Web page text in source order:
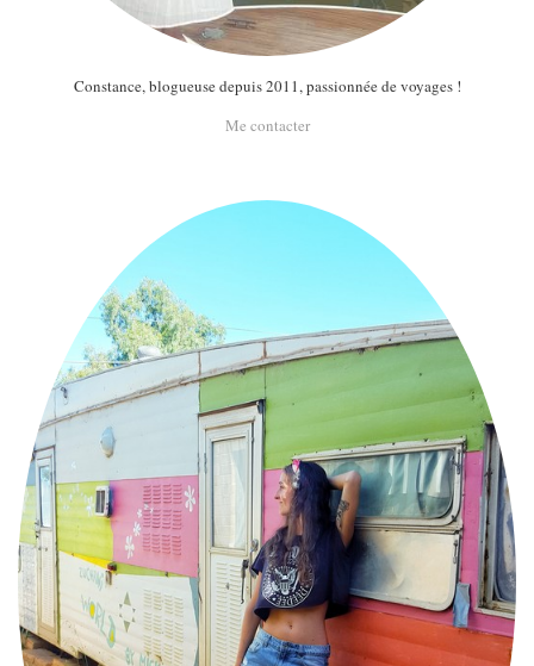
Constance, blogueuse depuis 2011, passionnée de voyages !
Me contacter